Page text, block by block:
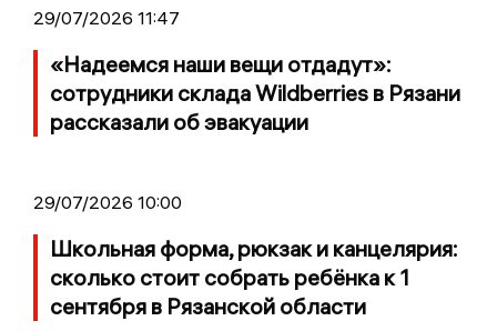
29/07/2026 11:47
«Надеемся наши вещи отдадут»:
сотрудники склада Wildberries в Рязани
рассказали об эвакуации
29/07/2026 10:00
Школьная форма, рюкзак и канцелярия:
сколько стоит собрать ребёнка к 1
сентября в Рязанской области